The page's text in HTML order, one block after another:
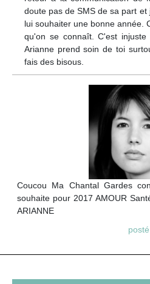
doute pas de SMS de sa part
lui souhaiter une bonne année.
qu'on se connaît. C'est injuste
Arianne prend soin de toi
fais des bisous.
Coucou Ma Chantal Gardes
souhaite pour 2017 AMOUR
ARIANNE